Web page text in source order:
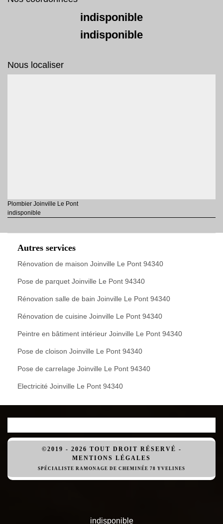
indisponible
indisponible
Nous localiser
Plombier Joinville Le Pont
indisponible
Autres services
Rénovation de maison Joinville Le Pont 94340
Pose de parquet Joinville Le Pont 94340
Rénovation salle de bain Joinville Le Pont 94340
Rénovation de cuisine Joinville Le Pont 94340
Peintre en bâtiment intérieur Joinville Le Pont 94340
Pose de cloison Joinville Le Pont 94340
Pose de carrelage Joinville Le Pont 94340
Electricité Joinville Le Pont 94340
©2019 - 2026 TOUT DROIT RÉSERVÉ -
MENTIONS LÉGALES
SPÉCIALISTE RAMONAGE DE CHEMINÉE 78 YVELINES
indisponible